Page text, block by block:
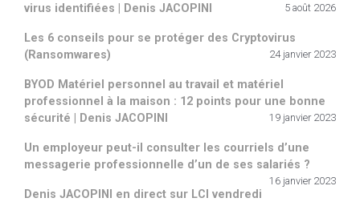
virus identifiées | Denis JACOPINI
5 août 2026
Les 6 conseils pour se protéger des Cryptovirus
(Ransomwares)
24 janvier 2023
BYOD Matériel personnel au travail et matériel
professionnel à la maison : 12 points pour une bonne
sécurité | Denis JACOPINI
19 janvier 2023
Un employeur peut-il consulter les courriels d’une
messagerie professionnelle d’un de ses salariés ?
16 janvier 2023
Denis JACOPINI en direct sur LCI vendredi